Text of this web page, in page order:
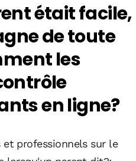
était facile,
de toute
les
en ligne?
et professionnels sur le